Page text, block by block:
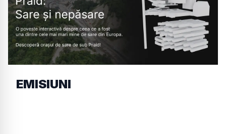
EMISIUNI